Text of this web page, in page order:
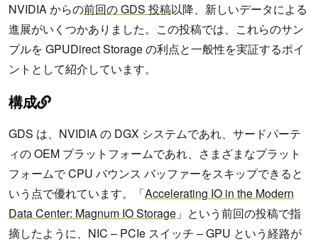
NVIDIA からの前回の GDS 投稿以降、新しいデータによる
進展がいくつかありました。この投稿では、これらのサン
プルを GPUDirect Storage の利点と一般性を実証するポイ
ントとして紹介しています。
構成
GDS は、NVIDIA の DGX システムであれ、サードパーテ
ィの OEM プラットフォームであれ、さまざまなプラット
フォームで CPU バウンス バッファーをスキップできると
いう点で優れています。「Accelerating IO in the Modern
Data Center: Magnum IO Storage 」という前回の投稿で指
摘したように、NIC – PCIe スイッチ – GPU という経路が